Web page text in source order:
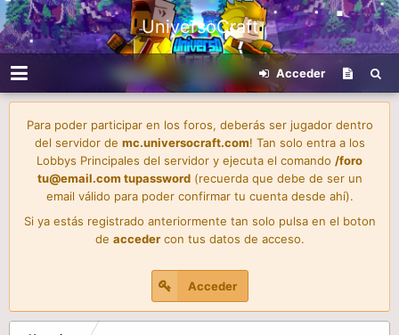
UniversoCraft
Acceder
Para poder participar en los foros, deberás ser jugador dentro
del servidor de mc.universocraft.com! Tan solo entra a los
Lobbys Principales del servidor y ejecuta el comando /foro
tu@email.com tupassword(recuerda que debe de ser un
email válido para poder confirmar tu cuenta desde ahí).
Si ya estás registrado anteriormente tan solo pulsa en el boton
de accedercon tus datos de acceso.
Acceder